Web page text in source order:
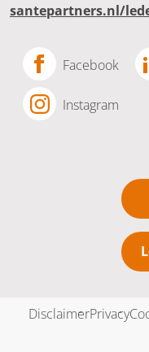
santepartners.nl/
Facebook
Instagram
DisclaimerPrivacy